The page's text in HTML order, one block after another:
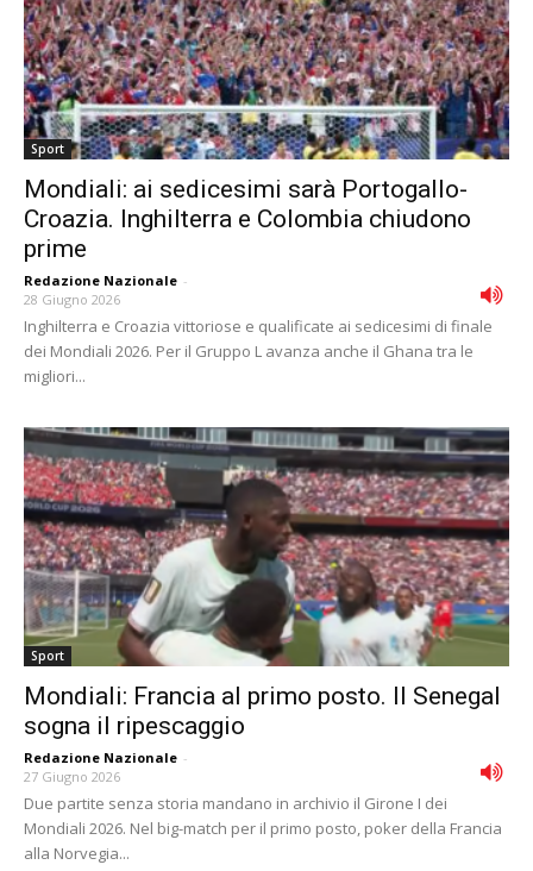
Sport
Mondiali: ai sedicesimi sarà Portogallo-
Croazia. Inghilterra e Colombia chiudono
prime
Redazione Nazionale -
28 Giugno 2026
Inghilterra e Croazia vittoriose e qualificate ai sedicesimi di finale
dei Mondiali 2026. Per il Gruppo L avanza anche il Ghana tra le
migliori...
Sport
Mondiali: Francia al primo posto. Il Senegal
sogna il ripescaggio
Redazione Nazionale -
27 Giugno 2026
Due partite senza storia mandano in archivio il Girone I dei
Mondiali 2026. Nel big-match per il primo posto, poker della Francia
alla Norvegia...